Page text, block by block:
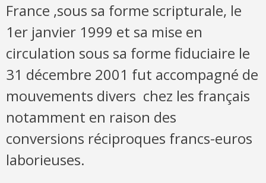
France ,sous sa forme scripturale, le
1er janvier 1999 et sa mise en
circulation sous sa forme fiduciaire le
31 décembre 2001 fut accompagné de
mouvements divers chez les français
notamment en raison des
conversions réciproques francs-euros
laborieuses.